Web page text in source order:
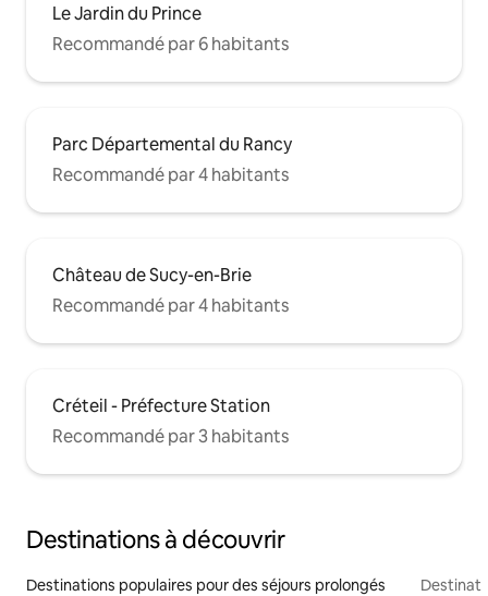
Le Jardin du Prince
Recommandé par 6 habitants
Parc Départemental du Rancy
Recommandé par 4 habitants
Château de Sucy-en-Brie
Recommandé par 4 habitants
Créteil - Préfecture Station
Recommandé par 3 habitants
Destinations à découvrir
Destinations populaires pour des séjours prolongés